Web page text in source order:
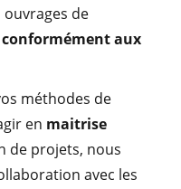
o
ouvrages de
conformément aux
méthodes de
en maitrise
de projets, nous
avec les